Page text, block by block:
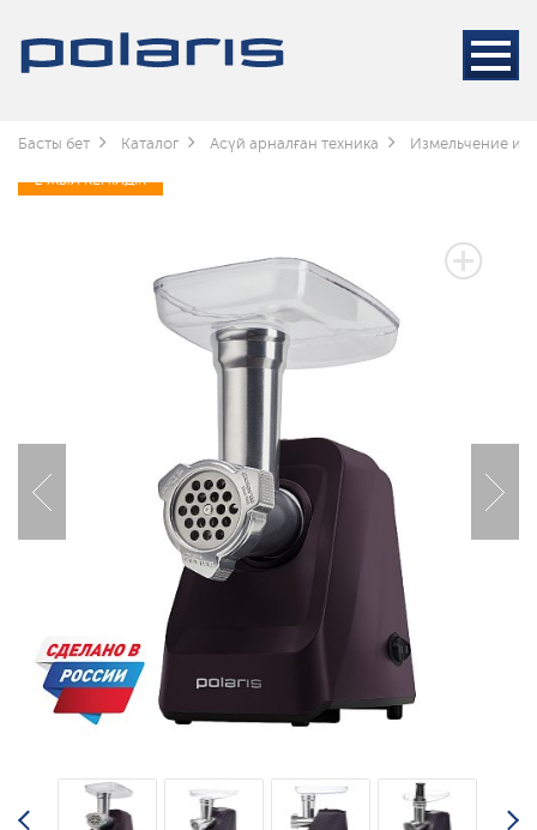
Басты бет Каталог Асүй арналған техника Измельчение и
2 ЖЫЛ КЕПІЛДІК